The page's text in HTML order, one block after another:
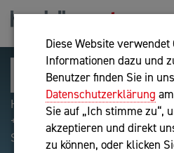
Diese Website verwendet
Informationen dazu und
Benutzer finden Sie in
Datenschutzerklärung
Sie auf „Ich stimme zu“,
akzeptieren und direkt
zu können, oder klicken
Hilfreiche Suchparameter:
+webshop, Begriff ausschließen:
Suchbegriff: "internet of things"